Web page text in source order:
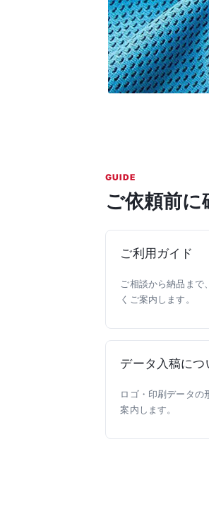
GUIDE
ご依頼前
ご利用ガイド
ご相談から納品まで
くご案内します。
データ入稿につ
ロゴ・印刷データの
案内します。